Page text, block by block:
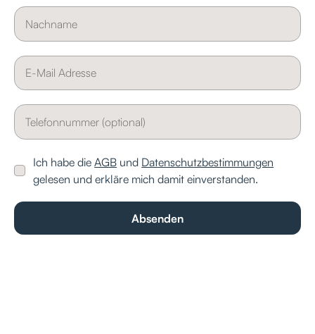
Ich habe dieAGB und Datenschutzbestimmungen
gelesen und erkläre mich damit einverstanden.